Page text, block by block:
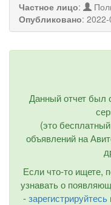
Частное лицо:
Опубликовано:
Данный отчет был
(это
объявлений на
Если что-то ищете,
узнавать о
-зарегистрируйтесь